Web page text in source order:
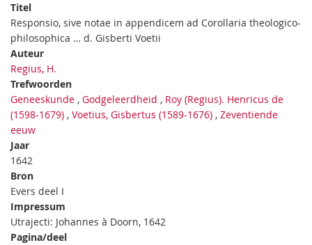
Titel
Responsio, sive notae in appendicem ad Corollaria theologico-
philosophica … d. Gisberti Voetii
Auteur
Regius, H.
Trefwoorden
Geneeskunde , Godgeleerdheid , Roy (Regius). Henricus de
(1598-1679) , Voetius, Gisbertus (1589-1676) , Zeventiende
eeuw
Jaar
1642
Bron
Evers deel I
Impressum
Utrajecti: Johannes à Doorn, 1642
Pagina/deel